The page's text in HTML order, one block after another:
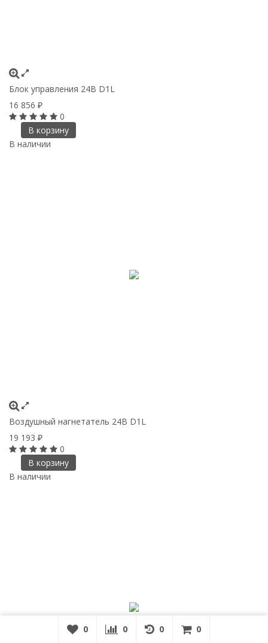
Блок управления 24В D1L
16 856 ₽
0
В корзину
В наличии
Воздушный нагнетатель 24В D1L
19 193 ₽
0
В корзину
В наличии
0 0 0 0